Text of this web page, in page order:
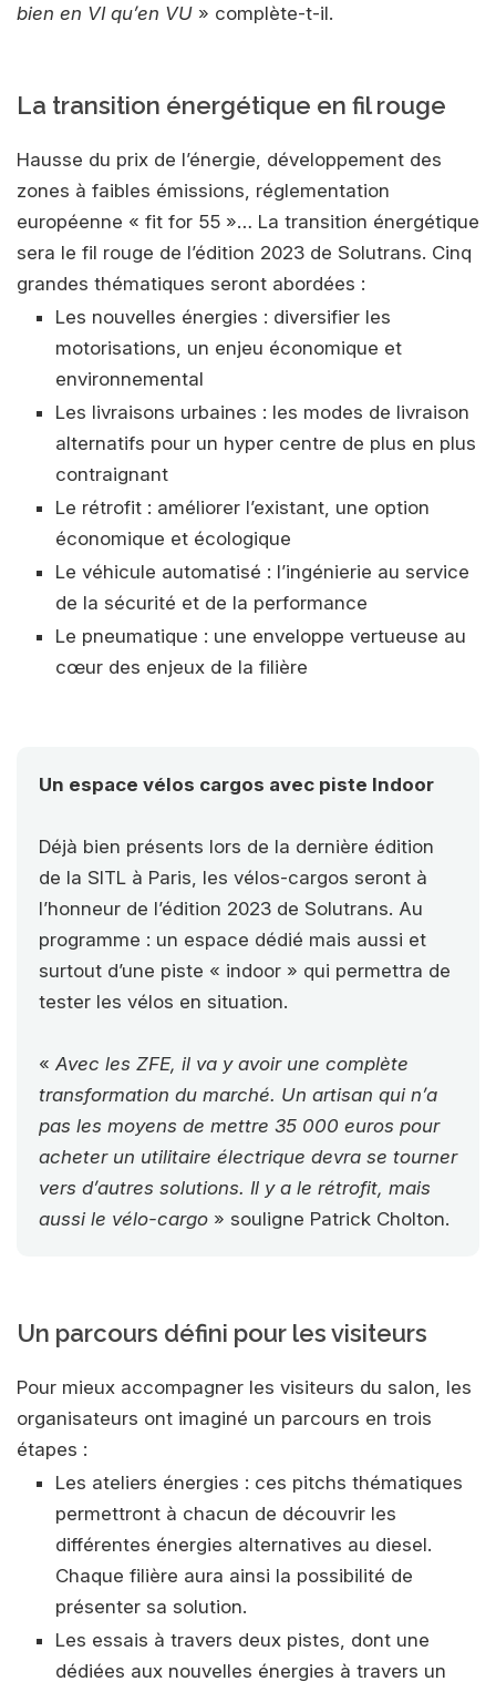
bien en VI qu’en VU » complète-t-il.
La transition énergétique en fil rouge
Hausse du prix de l’énergie, développement des
zones à faibles émissions, réglementation
européenne « fit for 55 »… La transition énergétique
sera le fil rouge de l’édition 2023 de Solutrans. Cinq
grandes thématiques seront abordées :
Les nouvelles énergies : diversifier les
motorisations, un enjeu économique et
environnemental
Les livraisons urbaines : les modes de livraison
alternatifs pour un hyper centre de plus en plus
contraignant
Le rétrofit : améliorer l’existant, une option
économique et écologique
Le véhicule automatisé : l’ingénierie au service
de la sécurité et de la performance
Le pneumatique : une enveloppe vertueuse au
cœur des enjeux de la filière
Un espace vélos cargos avec piste Indoor
Déjà bien présents lors de la dernière édition
de la SITL à Paris, les vélos-cargos seront à
l’honneur de l’édition 2023 de Solutrans. Au
programme : un espace dédié mais aussi et
surtout d’une piste « indoor » qui permettra de
tester les vélos en situation.
« Avec les ZFE, il va y avoir une complète
transformation du marché. Un artisan qui n’a
pas les moyens de mettre 35 000 euros pour
acheter un utilitaire électrique devra se tourner
vers d’autres solutions. Il y a le rétrofit, mais
aussi le vélo-cargo » souligne Patrick Cholton.
Un parcours défini pour les visiteurs
Pour mieux accompagner les visiteurs du salon, les
organisateurs ont imaginé un parcours en trois
étapes :
Les ateliers énergies : ces pitchs thématiques
permettront à chacun de découvrir les
différentes énergies alternatives au diesel.
Chaque filière aura ainsi la possibilité de
présenter sa solution.
Les essais à travers deux pistes, dont une
dédiées aux nouvelles énergies à travers un